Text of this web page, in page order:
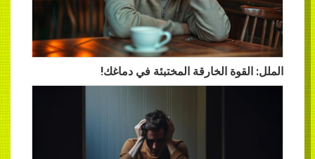
الملل: القوة الخارقة المختبئة في دماغك!